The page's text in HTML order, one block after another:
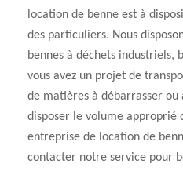
location de benne est à
des particuliers. Nous
bennes à déchets industriels,
vous avez un projet de
de matières à débarrasser ou
disposer le volume approprié
entreprise de location de
contacter notre service pour